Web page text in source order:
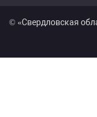
© «Cвердловская